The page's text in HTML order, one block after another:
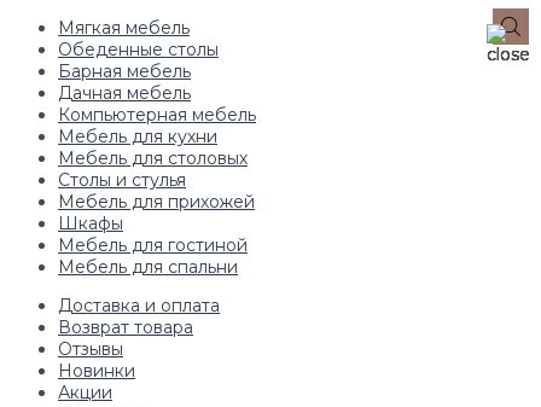
Мягкая мебель
Обеденные столы
Барная мебель
Дачная мебель
Компьютерная мебель
Мебель для кухни
Мебель для столовых
Столы и стулья
Мебель для прихожей
Шкафы
Мебель для гостиной
Мебель для спальни
Доставка и оплата
Возврат товара
Отзывы
Новинки
Акции